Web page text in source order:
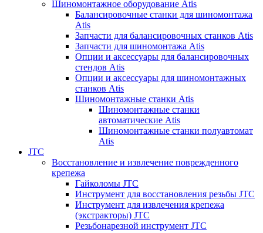
Шиномонтажное оборудование Atis
Балансировочные станки для шиномонтажа
Atis
Запчасти для балансировочных станков Atis
Запчасти для шиномонтажа Atis
Опции и аксессуары для балансировочных
стендов Atis
Опции и аксессуары для шиномонтажных
станков Atis
Шиномонтажные станки Atis
Шиномонтажные станки
автоматические Atis
Шиномонтажные станки полуавтомат
Atis
JTC
Восстановление и извлечение поврежденного
крепежа
Гайколомы JTC
Инструмент для восстановления резьбы JTC
Инструмент для извлечения крепежа
(экстракторы) JTC
Резьбонарезной инструмент JTC